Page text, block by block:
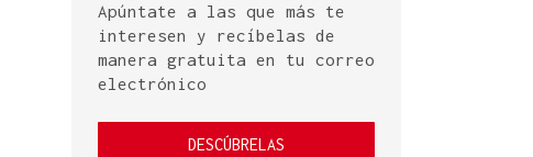
Apúntate a las que más te
interesen y recíbelas de
manera gratuita en tu correo
electrónico
DESCÚBRELAS